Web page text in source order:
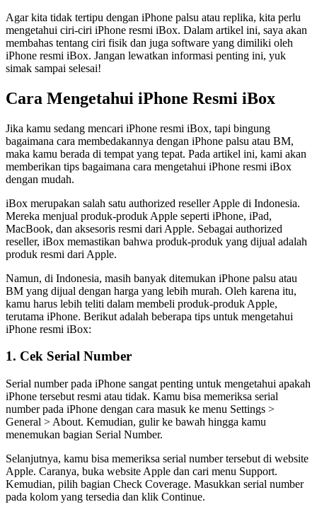
Agar kita tidak tertipu dengan iPhone palsu atau replika, kita perlu
mengetahui ciri-ciri iPhone resmi iBox. Dalam artikel ini, saya akan
membahas tentang ciri fisik dan juga software yang dimiliki oleh
iPhone resmi iBox. Jangan lewatkan informasi penting ini, yuk
simak sampai selesai!
Cara Mengetahui iPhone Resmi iBox
Jika kamu sedang mencari iPhone resmi iBox, tapi bingung
bagaimana cara membedakannya dengan iPhone palsu atau BM,
maka kamu berada di tempat yang tepat. Pada artikel ini, kami akan
memberikan tips bagaimana cara mengetahui iPhone resmi iBox
dengan mudah.
iBox merupakan salah satu authorized reseller Apple di Indonesia.
Mereka menjual produk-produk Apple seperti iPhone, iPad,
MacBook, dan aksesoris resmi dari Apple. Sebagai authorized
reseller, iBox memastikan bahwa produk-produk yang dijual adalah
produk resmi dari Apple.
Namun, di Indonesia, masih banyak ditemukan iPhone palsu atau
BM yang dijual dengan harga yang lebih murah. Oleh karena itu,
kamu harus lebih teliti dalam membeli produk-produk Apple,
terutama iPhone. Berikut adalah beberapa tips untuk mengetahui
iPhone resmi iBox:
1. Cek Serial Number
Serial number pada iPhone sangat penting untuk mengetahui apakah
iPhone tersebut resmi atau tidak. Kamu bisa memeriksa serial
number pada iPhone dengan cara masuk ke menu Settings >
General > About. Kemudian, gulir ke bawah hingga kamu
menemukan bagian Serial Number.
Selanjutnya, kamu bisa memeriksa serial number tersebut di website
Apple. Caranya, buka website Apple dan cari menu Support.
Kemudian, pilih bagian Check Coverage. Masukkan serial number
pada kolom yang tersedia dan klik Continue.